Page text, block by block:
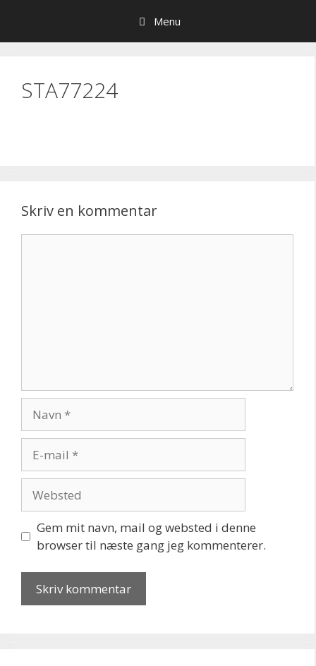
indhold
Menu
STA77224
Skriv en kommentar
mail
Gem mit navn, mail og websted i denne
browser til næste gang jeg kommenterer.